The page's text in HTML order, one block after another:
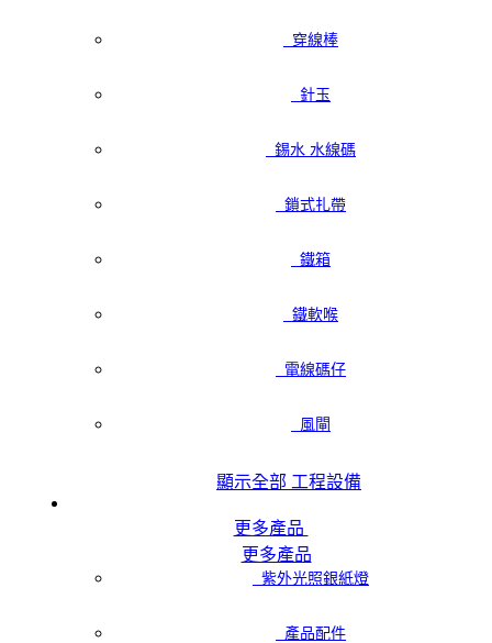
穿線棒
針玉
錫水 水線碼
鎖式扎帶
鐵箱
鐵軟喉
電線碼仔
風閘
顯示全部 工程設備
更多產品
更多產品
紫外光照銀紙燈
產品配件